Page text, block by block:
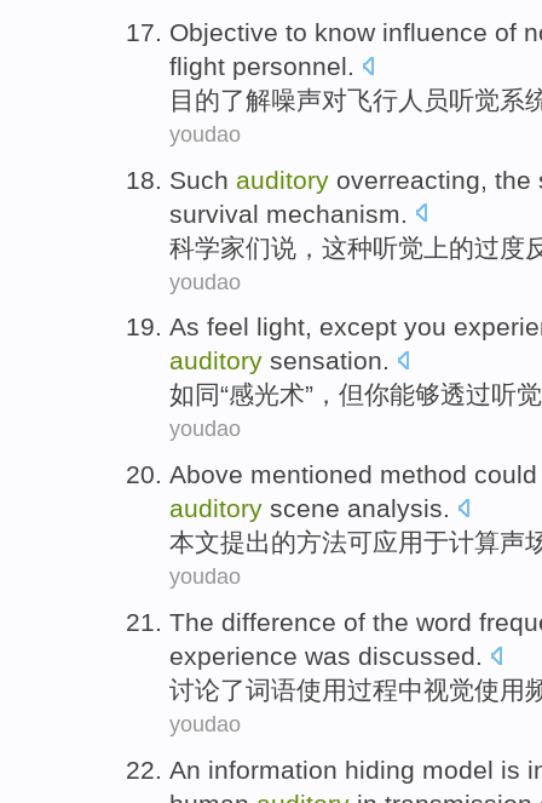
Objective to know influence of
flight personnel.
目的了解噪声对飞行人员听觉系
youdao
Such auditory overreacting the
survival mechanism
科学家们说 ， 这种听觉 上的过度
youdao
As feel light, except you
auditory sensation.
如同“感光术”， 但你能够透过听觉
youdao
Above mentioned method
auditory scene analysis.
本文提出的方法可应用于计算声
youdao
The difference of the word
experience was discussed.
讨论了词语使用过程中视觉使用
youdao
An information hiding model is